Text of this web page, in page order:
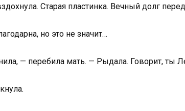
Старая пластинка. Вечный долг
но это не значит…
— перебила мать. — Рыдала. Говорит, ты